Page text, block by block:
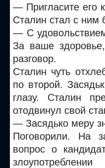
— Пригласите его
Сталин стал с ним
— С
За ваше
разговор.
Сталин чуть
по второй.
глазу. Сталин
отодвинул свой
— Засядько меру
Поговорили. На
вопрос о